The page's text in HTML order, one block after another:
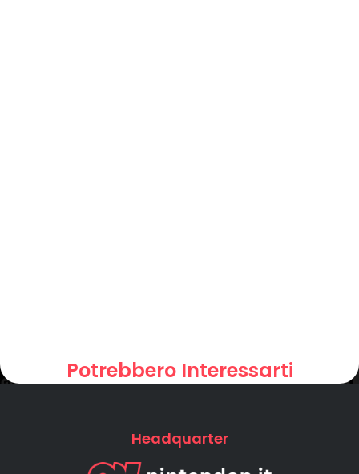
Potrebbero Interessarti
Headquarter